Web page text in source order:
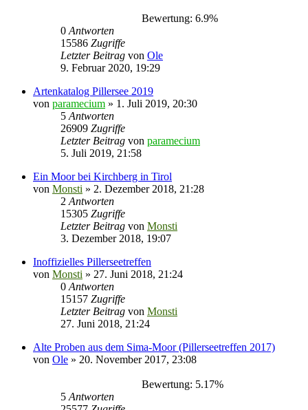
Bewertung: 6.9%
0 Antworten
15586 Zugriffe
Letzter Beitrag von Ole
9. Februar 2020, 19:29
Artenkatalog Pillersee 2019
von paramecium » 1. Juli 2019, 20:30
5 Antworten
26909 Zugriffe
Letzter Beitrag von paramecium
5. Juli 2019, 21:58
Ein Moor bei Kirchberg in Tirol
von Monsti » 2. Dezember 2018, 21:28
2 Antworten
15305 Zugriffe
Letzter Beitrag von Monsti
3. Dezember 2018, 19:07
Inoffizielles Pillerseetreffen
von Monsti » 27. Juni 2018, 21:24
0 Antworten
15157 Zugriffe
Letzter Beitrag von Monsti
27. Juni 2018, 21:24
Alte Proben aus dem Sima-Moor (Pillerseetreffen 2017)
von Ole » 20. November 2017, 23:08
Bewertung: 5.17%
5 Antworten